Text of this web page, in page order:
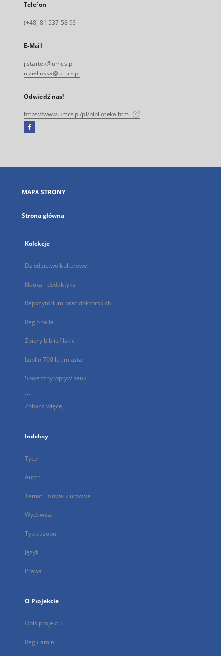
Telefon
(+48) 81 537 58 93
E-Mail
j.startek@umcs.pl
u.zielinska@umcs.pl
Odwiedź nas!
https://www.umcs.pl/pl/biblioteka.htm
Facebook
się
karcie
MAPA STRONY
Strona główna
Kolekcje
Dziedzictwo kulturowe
Nauka i dydaktyka
Repozytorium prac doktorskich
Regionalia
Zbiory bibliofilskie
Lublin 700 lat miasta
Społeczny wpływ nauki
...
Zobacz więcej
Indeksy
Tytuł
Autor
Temat i słowa kluczowe
Wydawca
Typ zasobu
Język
Prawa
O Projekcie
Opis projektu
Regulamin